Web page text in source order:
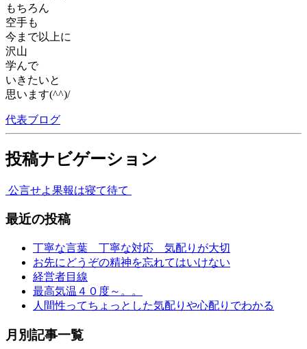
もちろん
空手も
今まで以上に
沢山
学んで
いきたいと
思います(^^)/
代表ブログ
投稿ナビゲーション
公言せよ果報は寝て待て
最近の投稿
丁寧な言葉 丁寧な対応 気配りが大切
お先にどうぞの精神を忘れてはいけない
経営者目線
最高気温４０度～。。
人間性ってちょっとした気配りや心配りでわかる
月別記事一覧